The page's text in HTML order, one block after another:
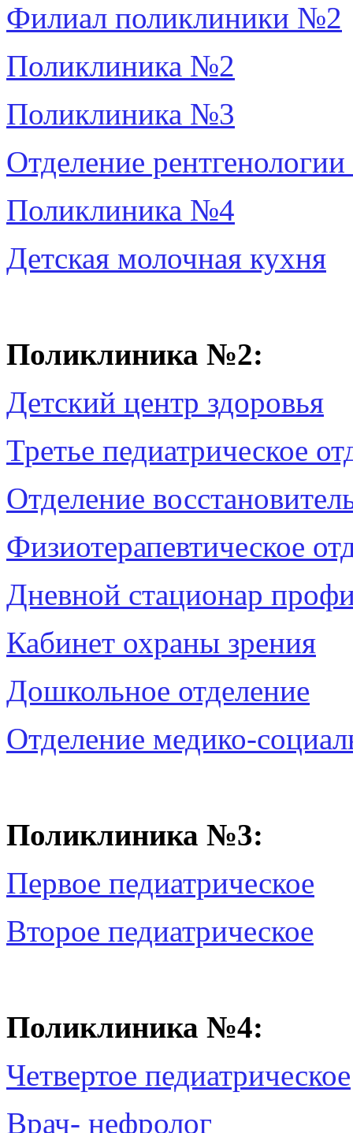
Филиал поликлиники №2
Поликлиника №2
Поликлиника №3
Отделение
Поликлиника №4
Детская молочная кухня
Поликлиника №2:
Детский центр здоровья
Третье педиатрическое
Отделение
Физиотерапевтическое
Дневной стационар
Кабинет охраны зрения
Дошкольное отделение
Отделение медико-
Поликлиника №3:
Первое педиатрическое
Второе педиатрическое
Поликлиника №4:
Четвертое педиатрическое
Врач- нефролог